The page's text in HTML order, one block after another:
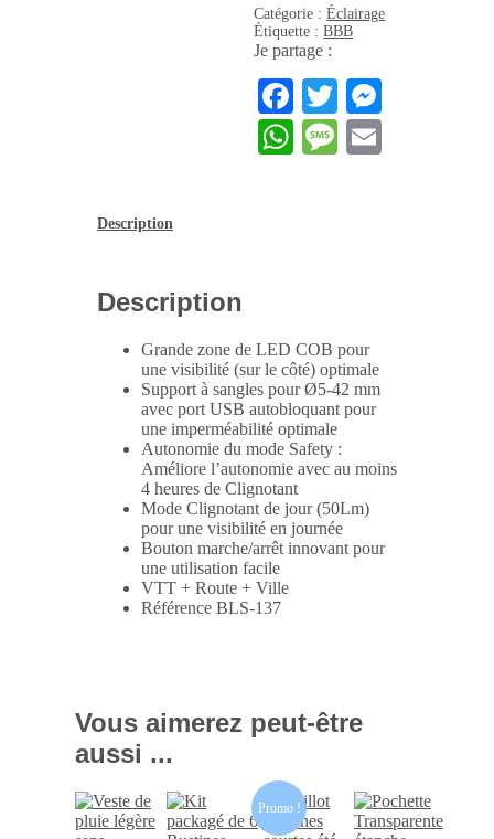
Catégorie :Éclairage
Étiquette :BBB
Je partage :
Facebook
Twitter
WhatsApp
Message
Description
Description
Grande zone de LED COB pour
une visibilité (sur le côté) optimale
Support à sangles pour Ø5-42 mm
avec port USB autobloquant pour
une imperméabilité optimale
Autonomie du mode Safety :
Améliore l’autonomie avec au moins
4 heures de Clignotant
Mode Clignotant de jour (50Lm)
pour une visibilité en journée
Bouton marche/arrêt innovant pour
une utilisation facile
VTT + Route + Ville
Référence BLS-137
Vous aimerez peut-être
aussi ...
Promo !